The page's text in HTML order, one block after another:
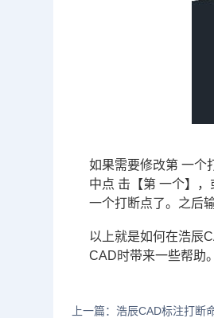
如果需要修改第 一个
中点 击【第 一个】
一个打断点了。之后
以上就是如何在浩辰
CAD时带来一些帮助。
上一篇：浩辰CAD标注打断